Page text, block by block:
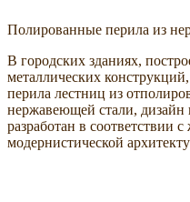
Полированные перила из
В городских зданиях,
металлических
перила лестниц из
нержавеющей стали, дизайн
разработан в соответствии
модернистической